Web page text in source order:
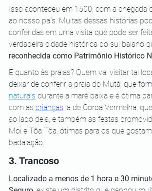
Isso aconteceu em 1500, com a chegada
ao nosso país. Muitas dessas histórias
conferidas em uma visita que pode ser
verdadeira cidade histórica do sul baiano
reconhecida como Patrimônio Histórico
E quanto às praias? Quem vai visitar tal
deixar de conferir a praia do Mutá, que
naturais durante a maré baixa e é ótima
com as crianças; a de Coroa Vermelha,
ao lado dela, e também as festas
Moi e Tôa Tôa, ótimas para os que
badalação.
3. Trancoso
Localizado a menos de 1 hora e 30